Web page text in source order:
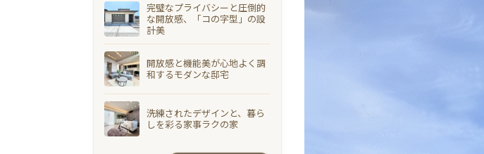
完璧なプライバシーと圧倒的
な開放感、「コの字型」の設
計美
開放感と機能美が心地よく調
和するモダンな邸宅
洗練されたデザインと、暮ら
しを彩る家事ラクの家